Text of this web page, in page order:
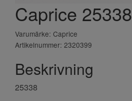
Caprice 25338
Varumärke: Caprice
Artikelnummer: 2320399
Beskrivning
25338